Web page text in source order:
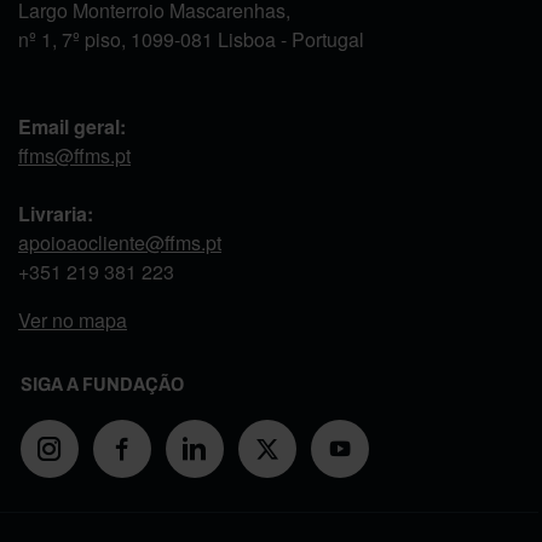
Largo Monterroio Mascarenhas,
nº 1, 7º piso, 1099-081 Lisboa - Portugal
Email geral:
ffms@ffms.pt
Livraria:
apoioaocliente@ffms.pt
+351 219 381 223
Ver no mapa
SIGA A FUNDAÇÃO